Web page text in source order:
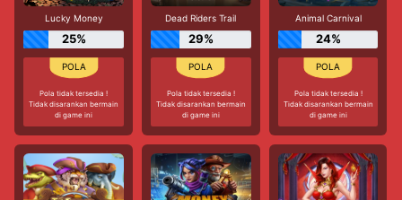
Lucky Money
25%
Pola tidak tersedia !
Tidak disarankan bermain
di game ini
Dead Riders Trail
29%
Pola tidak tersedia !
Tidak disarankan bermain
di game ini
Animal Carnival
24%
Pola tidak tersedia !
Tidak disarankan bermain
di game ini